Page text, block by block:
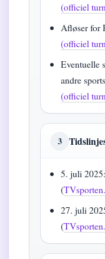
(officiel
Afløser for
(officiel
Eventuelle
andre
(officiel
3
5. juli
(
27. juli
(